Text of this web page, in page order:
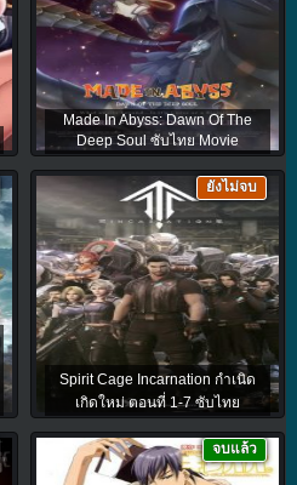
Made In Abyss: Dawn Of The
Deep Soul ซับไทย Movie
Spirit Cage Incarnation กำเนิด
เกิดใหม่ ตอนที่ 1-7 ซับไทย
ยังไม่จบ
จบแล้ว